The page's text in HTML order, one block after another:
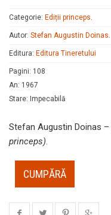
Categorie: Ediții princeps.
Autor: Stefan Augustin Doinas.
Editura: Editura Tineretului
Pagini: 108
An: 1967
Stare: Impecabilă
Stefan Augustin Doinas –
princeps).
CUMPĂRĂ